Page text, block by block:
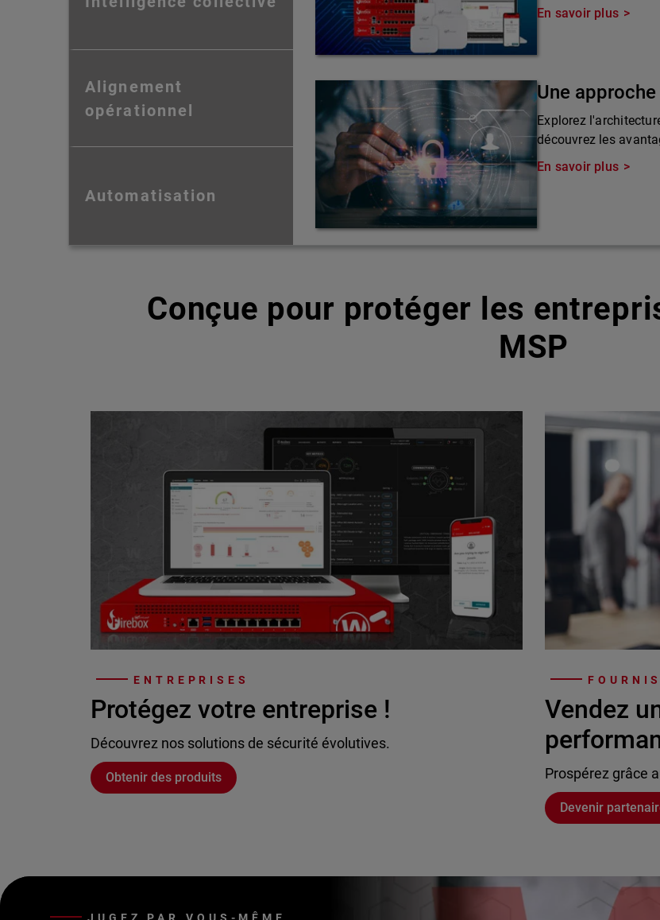
Alignement
opérationnel
Automatisation
En savoir plus
Une
Explorez
découvrez les
En savoir plus
Conçue pour protéger les
MSP
ENTREPRISES
Protégez votre entreprise !
Découvrez nos solutions de sécurité évolutives.
Obtenir des produits
Vendez
Prospérez grâce
Devenir